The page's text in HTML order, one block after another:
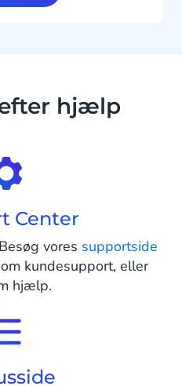
hjælp
Center
vores supportside
kundesupport, eller
hjælp.